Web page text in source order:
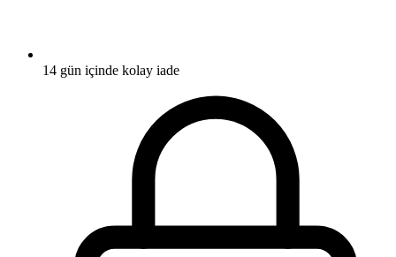
14 gün içinde kolay iade